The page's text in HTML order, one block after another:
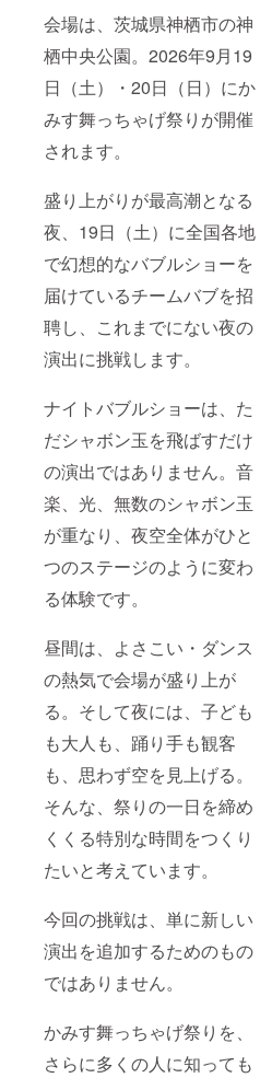
会場は、茨城県神栖市の神
栖中央公園。2026年9月19
日（土）・20日（日）にか
みす舞っちゃげ祭りが開催
されます。
盛り上がりが最高潮となる
夜、19日（土）に全国各地
で幻想的なバブルショーを
届けているチームバブを招
聘し、これまでにない夜の
演出に挑戦します。
ナイトバブルショーは、た
だシャボン玉を飛ばすだけ
の演出ではありません。音
楽、光、無数のシャボン玉
が重なり、夜空全体がひと
つのステージのように変わ
る体験です。
昼間は、よさこい・ダンス
の熱気で会場が盛り上が
る。そして夜には、子ども
も大人も、踊り手も観客
も、思わず空を見上げる。
そんな、祭りの一日を締め
くくる特別な時間をつくり
たいと考えています。
今回の挑戦は、単に新しい
演出を追加するためのもの
ではありません。
かみす舞っちゃげ祭りを、
さらに多くの人に知っても